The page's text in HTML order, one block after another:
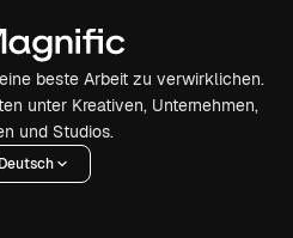
beste Arbeit zu verwirklichen.
unter Kreativen, Unternehmen,
und Studios.
Deutsch